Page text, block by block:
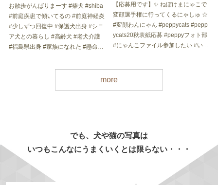
お散歩がんばりまーす #柴犬 #shiba
#前庭疾患で傾いてるの #前庭神経炎
#少しずつ回復中 #保護犬出身 #シニ
ア犬との暮らし #高齢犬 #老犬介護
#福島県出身 #家族になれた #懸命に
【応募用です】✨ ねぼけまにゃこで
変顔選手権に行ってくるにゃしゅ ☆
#変顔わんにゃん #peppycats #pepp
ycats20秋表紙応募 #peppyフォト部
#にゃんこファイル参加したい #いぬ
いる暮らし #nyancon01 #nyancon2
2 #stayhome
more
でも、犬や猫の写真は
いつもこんなにうまくいくとは限らない・・・